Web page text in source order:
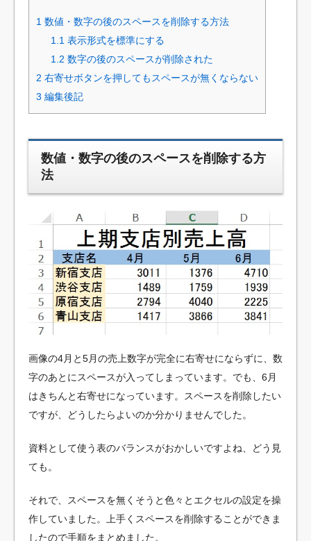
1 数値・数字の後のスペースを削除する方法
1.1 表示形式を標準にする
1.2 数字の後のスペースが削除された
2 右寄せボタンを押してもスペースが無くならない
3 編集後記
数値・数字の後のスペースを削除する方
法
画像の4月と5月の売上数字が完全に右寄せにならずに、数
字のあとにスペースが入ってしまっています。でも、6月
はきちんと右寄せになっています。スペースを削除したい
ですが、どうしたらよいのか分かりませんでした。
資料として使う表のバランスがおかしいですよね、どう見
ても。
それで、スペースを無くそうと色々とエクセルの設定を操
作していました。上手くスペースを削除することができま
したので手順をまとめました。